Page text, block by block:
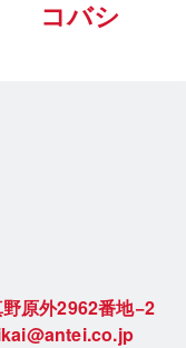
コバシ
原外2962番地−2